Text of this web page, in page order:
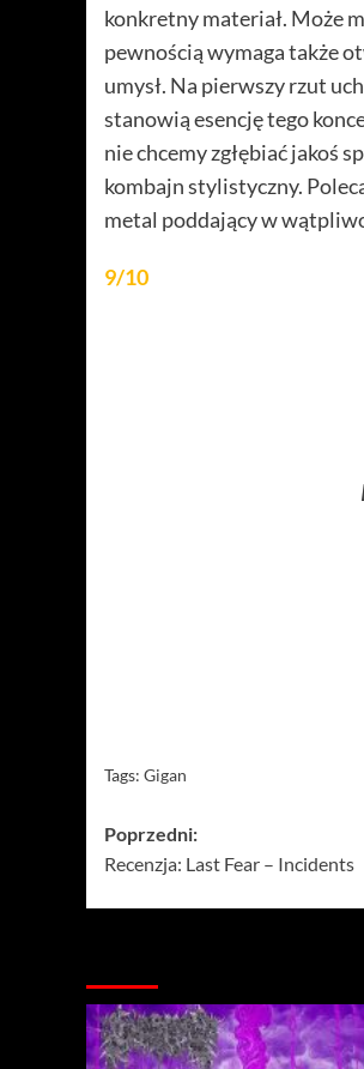
konkretny materiał. Może
pewnością wymaga także
umysł. Na pierwszy rzut
stanowią esencję tego
nie chcemy zgłębiać jakoś
kombajn stylistyczny.
metal poddający w
9/10
Tags: Gigan
Zobacz
wpisy
Poprzedni:
Recenzja: Last Fear – Incidents